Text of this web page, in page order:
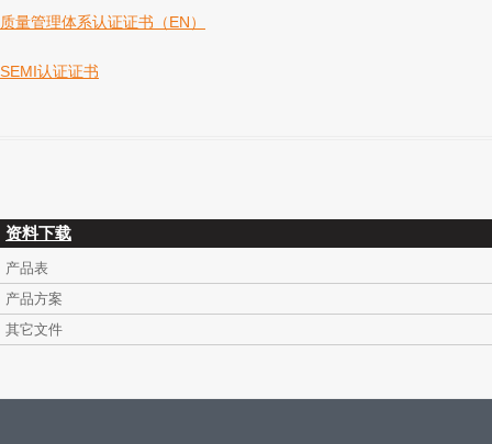
质量管理体系认证证书（EN）
SEMI认证证书
资料下载
产品表
产品方案
其它文件